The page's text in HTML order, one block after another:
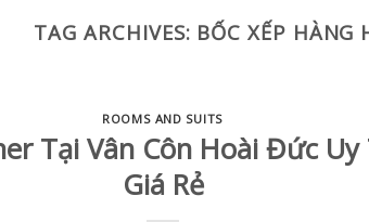
TAG ARCHIVES: BỐC XẾP HÀNG
ROOMS AND SUITS
Tại Vân Côn Hoài Đức
Giá Rẻ